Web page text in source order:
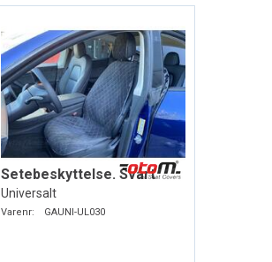
Setebeskyttelse. Svart
Universalt
Varenr: GAUNI-UL030